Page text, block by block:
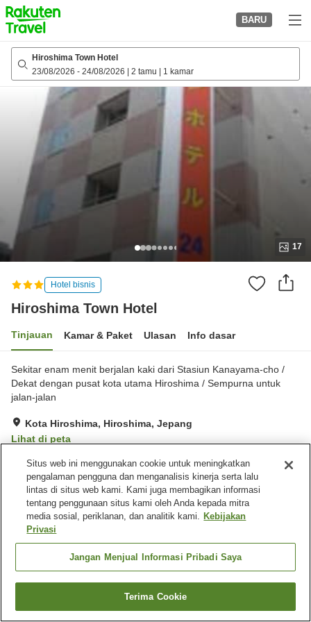
to
top
page
BARU
Hiroshima Town Hotel
23/08/2026 - 24/08/2026 2 tamu 1 kamar
17
Hotel bisnis
Hiroshima Town Hotel
Tinjauan Kamar & Paket Ulasan Info dasar
Sekitar enam menit berjalan kaki dari Stasiun Kanayama-cho /
Dekat dengan pusat kota utama Hiroshima / Sempurna untuk
jalan-jalan
Kota Hiroshima, Hiroshima, Jepang
Lihat di peta
Sangat baik Ulasan: 122
Fasilitas properti
Tempat parkir
Mesin penjual otomatis
Pengiriman ke rumah
Beranda Jepang Hiroshima
Kota Hiroshima
Hiroshima Town Hotel
Cari kamar
Situs web ini menggunakan cookie untuk meningkatkan
pengalaman pengguna dan menganalisis kinerja serta lalu
lintas di situs web kami. Kami juga membagikan informasi
tentang penggunaan situs kami oleh Anda kepada mitra
media sosial, periklanan, dan analitik kami. Kebijakan
Privasi
Jangan Menjual Informasi Pribadi Saya
Terima Cookie